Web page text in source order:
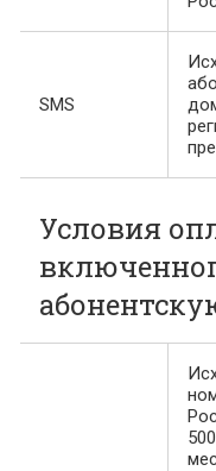
SMS
Условия